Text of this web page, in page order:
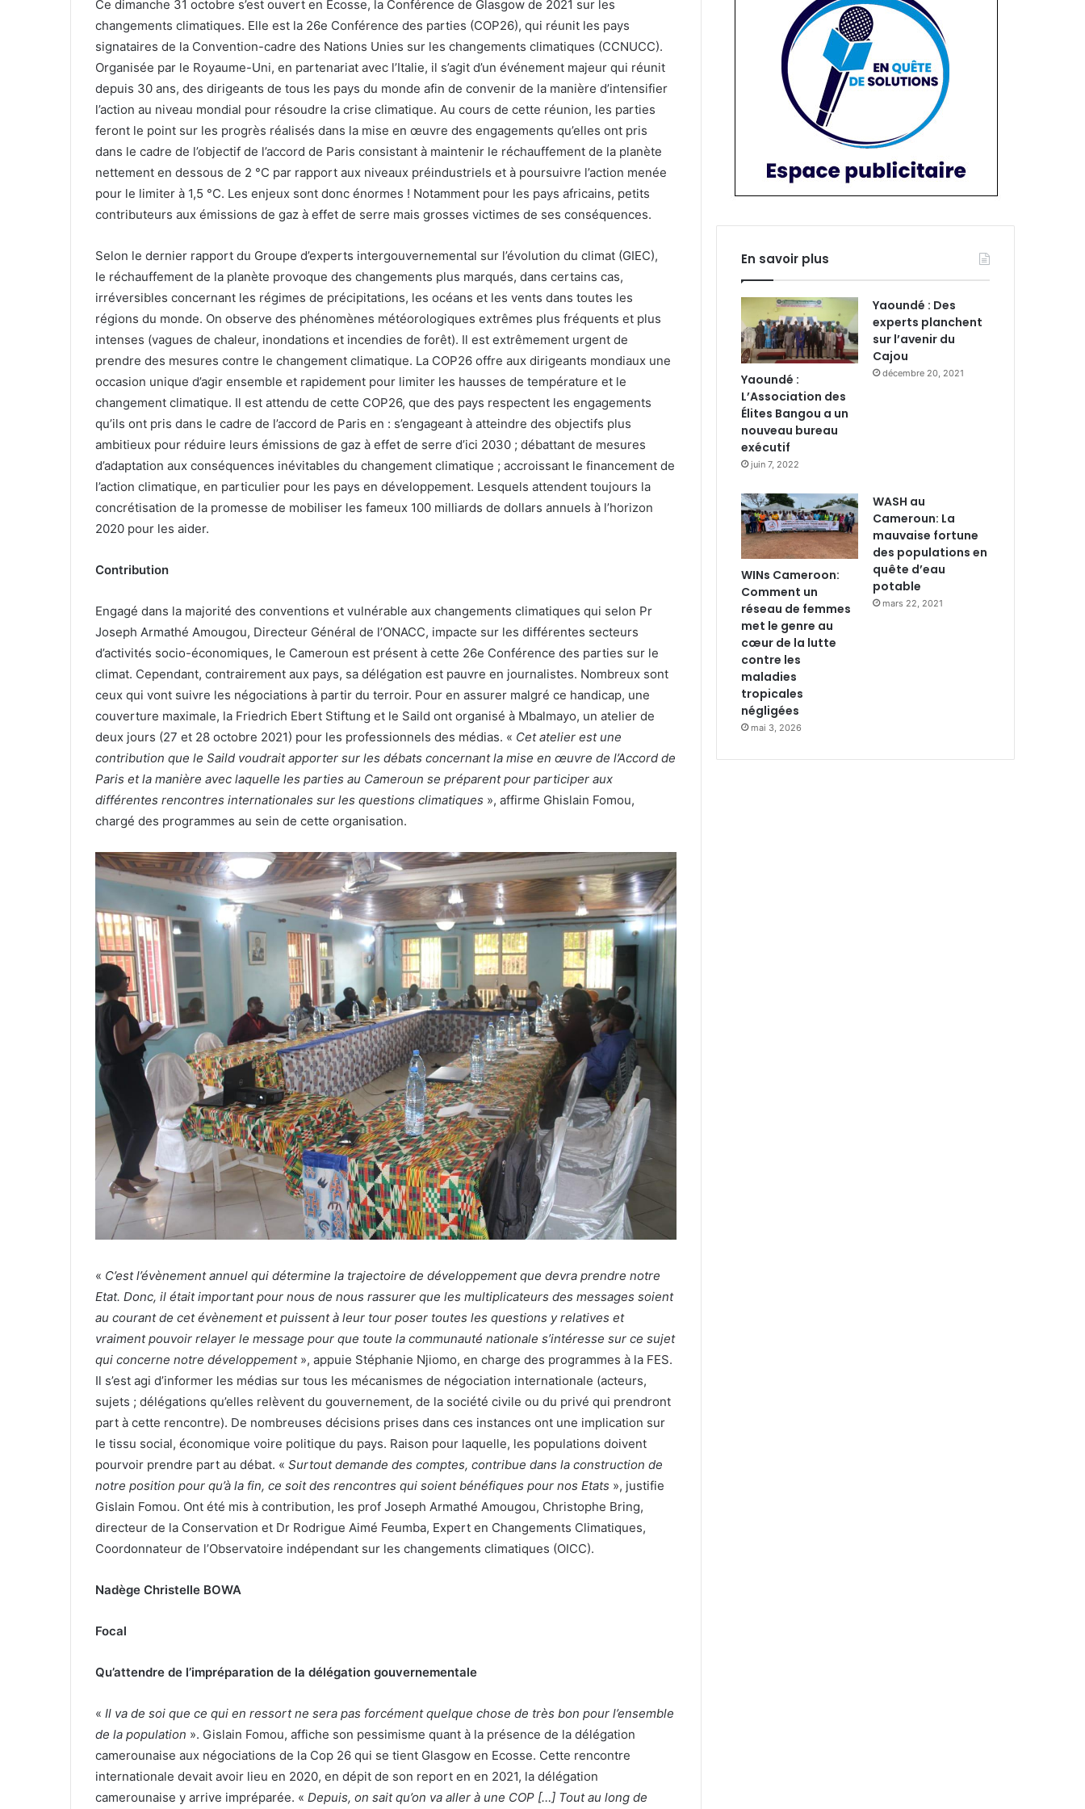
Ce dimanche 31 octobre s’est ouvert en Ecosse, la Conférence de Glasgow de 2021 sur les
changements climatiques. Elle est la 26e Conférence des parties (COP26), qui réunit les pays
signataires de la Convention-cadre des Nations Unies sur les changements climatiques (CCNUCC).
Organisée par le Royaume-Uni, en partenariat avec l’Italie, il s’agit d’un événement majeur qui réunit
depuis 30 ans, des dirigeants de tous les pays du monde afin de convenir de la manière d’intensifier
l’action au niveau mondial pour résoudre la crise climatique. Au cours de cette réunion, les parties
feront le point sur les progrès réalisés dans la mise en œuvre des engagements qu’elles ont pris
dans le cadre de l’objectif de l’accord de Paris consistant à maintenir le réchauffement de la planète
nettement en dessous de 2 °C par rapport aux niveaux préindustriels et à poursuivre l’action menée
pour le limiter à 1,5 °C. Les enjeux sont donc énormes ! Notamment pour les pays africains, petits
contributeurs aux émissions de gaz à effet de serre mais grosses victimes de ses conséquences.
Selon le dernier rapport du Groupe d’experts intergouvernemental sur l’évolution du climat (GIEC),
le réchauffement de la planète provoque des changements plus marqués, dans certains cas,
irréversibles concernant les régimes de précipitations, les océans et les vents dans toutes les
régions du monde. On observe des phénomènes météorologiques extrêmes plus fréquents et plus
intenses (vagues de chaleur, inondations et incendies de forêt). Il est extrêmement urgent de
prendre des mesures contre le changement climatique. La COP26 offre aux dirigeants mondiaux une
occasion unique d’agir ensemble et rapidement pour limiter les hausses de température et le
changement climatique. Il est attendu de cette COP26, que des pays respectent les engagements
qu’ils ont pris dans le cadre de l’accord de Paris en : s’engageant à atteindre des objectifs plus
ambitieux pour réduire leurs émissions de gaz à effet de serre d’ici 2030 ; débattant de mesures
d’adaptation aux conséquences inévitables du changement climatique ; accroissant le financement de
l’action climatique, en particulier pour les pays en développement. Lesquels attendent toujours la
concrétisation de la promesse de mobiliser les fameux 100 milliards de dollars annuels à l’horizon
2020 pour les aider.
Contribution
Engagé dans la majorité des conventions et vulnérable aux changements climatiques qui selon Pr
Joseph Armathé Amougou, Directeur Général de l’ONACC, impacte sur les différentes secteurs
d’activités socio-économiques, le Cameroun est présent à cette 26e Conférence des parties sur le
climat. Cependant, contrairement aux pays, sa délégation est pauvre en journalistes. Nombreux sont
ceux qui vont suivre les négociations à partir du terroir. Pour en assurer malgré ce handicap, une
couverture maximale, la Friedrich Ebert Stiftung et le Saild ont organisé à Mbalmayo, un atelier de
deux jours (27 et 28 octobre 2021) pour les professionnels des médias. « Cet atelier est une
contribution que le Saild voudrait apporter sur les débats concernant la mise en œuvre de l’Accord de
Paris et la manière avec laquelle les parties au Cameroun se préparent pour participer aux
différentes rencontres internationales sur les questions climatiques », affirme Ghislain Fomou,
chargé des programmes au sein de cette organisation.
« C’est l’évènement annuel qui détermine la trajectoire de développement que devra prendre notre
Etat. Donc, il était important pour nous de nous rassurer que les multiplicateurs des messages soient
au courant de cet évènement et puissent à leur tour poser toutes les questions y relatives et
vraiment pouvoir relayer le message pour que toute la communauté nationale s’intéresse sur ce sujet
qui concerne notre développement», appuie Stéphanie Njiomo, en charge des programmes à la FES.
Il s’est agi d’informer les médias sur tous les mécanismes de négociation internationale (acteurs,
sujets ; délégations qu’elles relèvent du gouvernement, de la société civile ou du privé qui prendront
part à cette rencontre). De nombreuses décisions prises dans ces instances ont une implication sur
le tissu social, économique voire politique du pays. Raison pour laquelle, les populations doivent
pourvoir prendre part au débat. « Surtout demande des comptes, contribue dans la construction de
notre position pour qu’à la fin, ce soit des rencontres qui soient bénéfiques pour nos Etats », justifie
Gislain Fomou. Ont été mis à contribution, les prof Joseph Armathé Amougou, Christophe Bring,
directeur de la Conservation et Dr Rodrigue Aimé Feumba, Expert en Changements Climatiques,
Coordonnateur de l’Observatoire indépendant sur les changements climatiques (OICC).
Nadège Christelle BOWA
Focal
Qu’attendre de l’impréparation de la délégation gouvernementale
« Il va de soi que ce qui en ressort ne sera pas forcément quelque chose de très bon pour l’ensemble
de la population ». Gislain Fomou, affiche son pessimisme quant à la présence de la délégation
camerounaise aux négociations de la Cop 26 qui se tient Glasgow en Ecosse. Cette rencontre
internationale devait avoir lieu en 2020, en dépit de son report en en 2021, la délégation
camerounaise y arrive impréparée. « Depuis, on sait qu’on va aller à une COP […] Tout au long de
En savoir plus
Yaoundé :
L’Association des
Élites Bangou a un
nouveau bureau
exécutif
juin 7, 2022
Yaoundé : Des
experts planchent
sur l’avenir du
Cajou
décembre 20, 2021
WINs Cameroon:
Comment un
réseau de femmes
met le genre au
cœur de la lutte
contre les
maladies
tropicales
négligées
mai 3, 2026
WASH au
Cameroun: La
mauvaise fortune
des populations en
quête d’eau
potable
mars 22, 2021